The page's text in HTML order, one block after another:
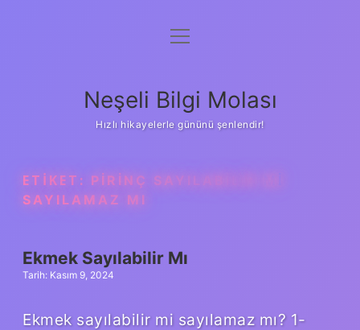
Anasayfa
Yasal Uyarı
menüyü
Neşeli Bilgi Molası
Hızlı hikayelerle gününü şenlendir!
ETIKET: PIRINÇ SAYILABILIR MI
SAYILAMAZ MI
Ekmek Sayılabilir Mı
Tarih: Kasım 9, 2024
Ekmek sayılabilir mi sayılamaz mı? 1-